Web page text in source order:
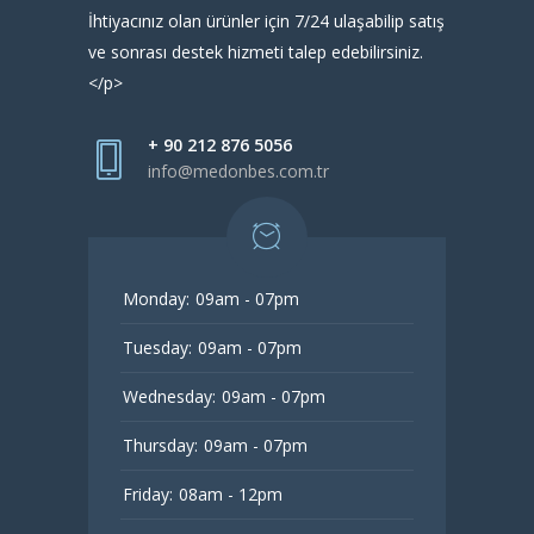
İhtiyacınız olan ürünler için 7/24 ulaşabilip satış
ve sonrası destek hizmeti talep edebilirsiniz.
</p>
+ 90 212 876 5056
info@medonbes.com.tr
Monday: 09am - 07pm
Tuesday: 09am - 07pm
Wednesday: 09am - 07pm
Thursday: 09am - 07pm
Friday: 08am - 12pm